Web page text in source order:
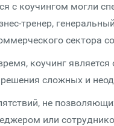
с коучингом могли
тренер,
сектора
коучинг
сложных и
не
или